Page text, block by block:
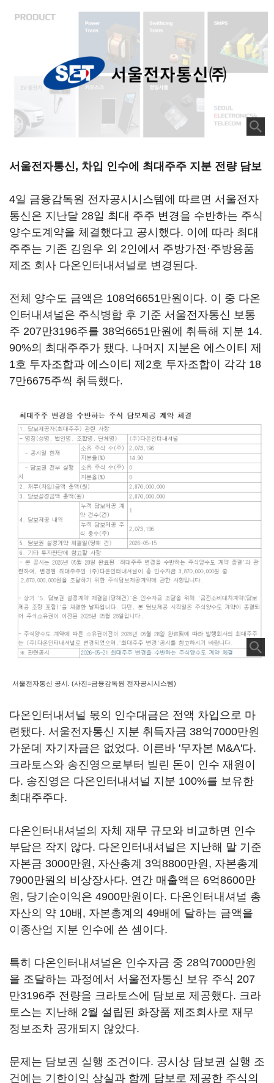
서울전자통신, 차입 인수에 최대주주 지분 전량 담보
4일 금융감독원 전자공시시스템에 따르면 서울전자
통신은 지난달 28일 최대 주주 변경을 수반하는 주식
양수도계약을 체결했다고 공시했다. 이에 따라 최대
주주는 기존 김원우 외 2인에서 주방가전·주방용품
제조 회사 다온인터내셔널로 변경된다.
전체 양수도 금액은 108억6651만원이다. 이 중 다온
인터내셔널은 주식병합 후 기준 서울전자통신 보통
주 207만3196주를 38억6651만원에 취득해 지분 14.
90%의 최대주주가 됐다. 나머지 지분은 에스이티 제
1호 투자조합과 에스이티 제2호 투자조합이 각각 18
7만6675주씩 취득했다.
서울전자통신 공시. (사진=금융감독원 전자공시시스템)
다온인터내셔널 몫의 인수대금은 전액 차입으로 마
련됐다. 서울전자통신 지분 취득자금 38억7000만원
가운데 자기자금은 없었다. 이른바 '무자본 M&A'다.
크라토스와 송진영으로부터 빌린 돈이 인수 재원이
다. 송진영은 다온인터내셔널 지분 100%를 보유한
최대주주다.
다온인터내셔널의 자체 재무 규모와 비교하면 인수
부담은 작지 않다. 다온인터내셔널은 지난해 말 기준
자본금 3000만원, 자산총계 3억8800만원, 자본총계
7900만원의 비상장사다. 연간 매출액은 6억8600만
원, 당기순이익은 4900만원이다. 다온인터내셔널 총
자산의 약 10배, 자본총계의 49배에 달하는 금액을
이종산업 지분 인수에 쓴 셈이다.
특히 다온인터내셔널은 인수자금 중 28억7000만원
을 조달하는 과정에서 서울전자통신 보유 주식 207
만3196주 전량을 크라토스에 담보로 제공했다. 크라
토스는 지난해 2월 설립된 화장품 제조회사로 재무
정보조차 공개되지 않았다.
문제는 담보권 실행 조건이다. 공시상 담보권 실행 조
건에는 기한이익 상실과 함께 담보로 제공한 주식의